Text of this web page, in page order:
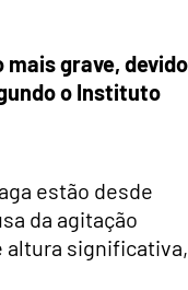
grave,
o Instituto
estão desde
da agitação
altura significativa,